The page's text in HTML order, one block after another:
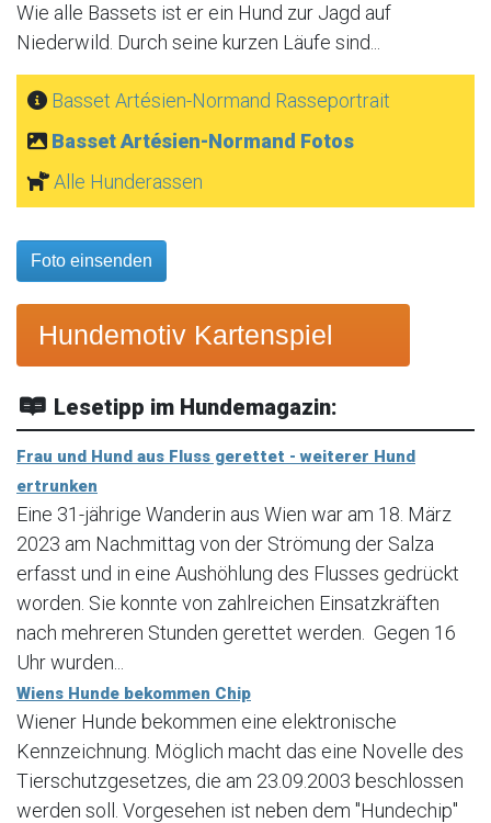
Wie alle Bassets ist er ein Hund zur Jagd auf
Niederwild. Durch seine kurzen Läufe sind...
Basset Artésien-Normand Rasseportrait
Basset Artésien-Normand Fotos
Alle Hunderassen
Foto einsenden
Hundemotiv Kartenspiel
Lesetipp im Hundemagazin:
Frau und Hund aus Fluss gerettet - weiterer Hund
ertrunken
Eine 31-jährige Wanderin aus Wien war am 18. März
2023 am Nachmittag von der Strömung der Salza
erfasst und in eine Aushöhlung des Flusses gedrückt
worden. Sie konnte von zahlreichen Einsatzkräften
nach mehreren Stunden gerettet werden. Gegen 16
Uhr wurden...
Wiens Hunde bekommen Chip
Wiener Hunde bekommen eine elektronische
Kennzeichnung. Möglich macht das eine Novelle des
Tierschutzgesetzes, die am 23.09.2003 beschlossen
werden soll. Vorgesehen ist neben dem "Hundechip"